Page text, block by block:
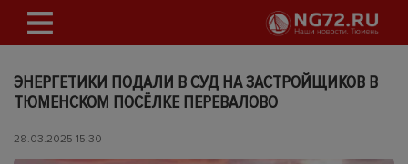
ЭНЕРГЕТИКИ ПОДАЛИ В СУД НА ЗАСТРОЙЩИКОВ В
ТЮМЕНСКОМ ПОСЁЛКЕ ПЕРЕВАЛОВО
28.03.2025 15:30